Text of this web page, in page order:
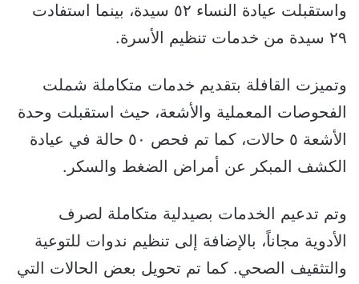
واستقبلت عيادة النساء ٥٢ سيدة، بينما استفادت
٢٩ سيدة من خدمات تنظيم الأسرة.
وتميزت القافلة بتقديم خدمات متكاملة شملت
الفحوصات المعملية والأشعة، حيث استقبلت وحدة
الأشعة ٥ حالات، كما تم فحص ٥٠ حالة في عيادة
الكشف المبكر عن أمراض الضغط والسكر.
وتم تدعيم الخدمات بصيدلية متكاملة لصرف
الأدوية مجاناً، بالإضافة إلى تنظيم ندوات للتوعية
والتثقيف الصحي. كما تم تحويل بعض الحالات التي